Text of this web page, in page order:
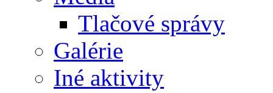
Tlačové správy
Galérie
Iné aktivity